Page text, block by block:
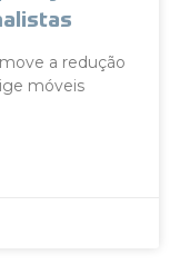
a redução
móveis